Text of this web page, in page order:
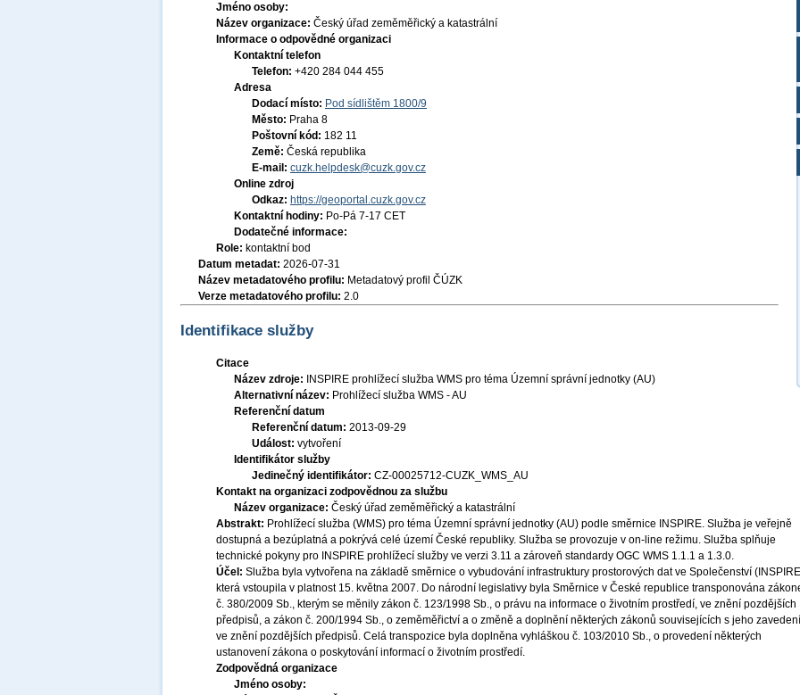
Jméno osoby:
Název organizace: Český úřad zeměměřický a katastrální
Informace o odpovědné organizaci
Kontaktní telefon
Telefon: +420 284 044 455
Adresa
Dodací místo: Pod sídlištěm 1800/9
Město: Praha 8
Poštovní kód: 182 11
Země: Česká republika
E-mail: cuzk.helpdesk@cuzk.gov.cz
Online zdroj
Odkaz: https://geoportal.cuzk.gov.cz
Kontaktní hodiny: Po-Pá 7-17 CET
Dodatečné informace:
Role: kontaktní bod
Datum metadat: 2026-07-31
Název metadatového profilu: Metadatový profil ČÚZK
Verze metadatového profilu: 2.0
Identifikace služby
Citace
Název zdroje:
INSPIRE prohlížecí služba WMS pro téma Územní správní jednotky (AU)
Alternativní název: Prohlížecí služba WMS - AU
Referenční datum
Referenční datum: 2013-09-29
Událost: vytvoření
Identifikátor služby
Jedinečný identifikátor: CZ-00025712-CUZK_WMS_AU
Kontakt na organizaci zodpovědnou za službu
Název organizace: Český úřad zeměměřický a katastrální
Abstrakt: Prohlížecí služba (WMS) pro téma Územní správní jednotky (AU) podle směrnice INSPIRE. Služba je veřejně
dostupná a bezúplatná a pokrývá celé území České republiky. Služba se provozuje v on-line režimu. Služba splňuje
technické pokyny pro INSPIRE prohlížecí služby ve verzi 3.11 a zároveň standardy OGC WMS 1.1.1 a 1.3.0.
Účel: Služba byla vytvořena na základě směrnice o vybudování infrastruktury prostorových dat ve Společenství
která vstoupila v platnost 15. května 2007. Do národní legislativy byla Směrnice v České republice transponována
č. 380/2009 Sb., kterým se měnily zákon č. 123/1998 Sb., o právu na informace o životním prostředí, ve znění pozdějších
předpisů, a zákon č. 200/1994 Sb., o zeměměřictví a o změně a doplnění některých zákonů souvisejících s jeho
ve znění pozdějších předpisů. Celá transpozice byla doplněna vyhláškou č. 103/2010 Sb., o provedení některých
ustanovení zákona o poskytování informací o životním prostředí.
Zodpovědná organizace
Jméno osoby: